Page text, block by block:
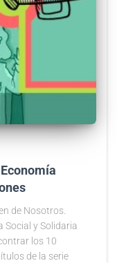
de Nosotros.
Social y Solidaria
los 10
de la serie